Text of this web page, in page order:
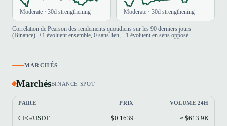
Moderate · 30d strengthening Moderate · 30d strengthening
Corrélation de Pearson des rendements quotidiens sur les 90 derniers jours
(Binance). +1 évoluent ensemble, 0 sans lien, −1 évoluent en sens opposé.
MARCHÉS
MarchésBINANCE SPOT
PAIRE PRIX VOLUME 24H
CFG/USDT $0.1639 ≈ $613.9K